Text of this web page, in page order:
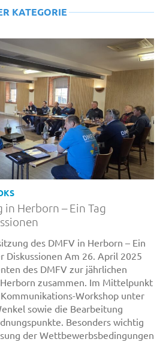
KATEGORIE
Herborn – Ein Tag
des DMFV in Herborn – Ein
Diskussionen Am 26. April 2025
des DMFV zur jährlichen
zusammen. Im Mittelpunkt
Workshop unter
sowie die Bearbeitung
Besonders wichtig
der Wettbewerbsbedingungen